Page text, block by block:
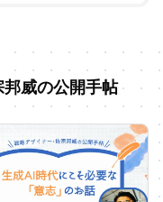
威の公開手帖